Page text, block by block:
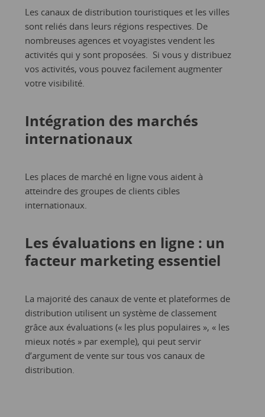
Les canaux de distribution touristiques et les villes
sont reliés dans leurs régions respectives. De
nombreuses agences et voyagistes vendent les
activités qui y sont proposées. Si vous y distribuez
vos activités, vous pouvez facilement augmenter
votre visibilité.
Intégration des marchés
internationaux
Les places de marché en ligne vous aident à
atteindre des groupes de clients cibles
internationaux.
Les évaluations en ligne : un
facteur marketing essentiel
La majorité des canaux de vente et plateformes de
distribution utilisent un système de classement
grâce aux évaluations (« les plus populaires », « les
mieux notés » par exemple), qui peut servir
d’argument de vente sur tous vos canaux de
distribution.